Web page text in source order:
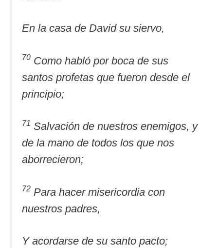
En la casa de David su siervo,
70 Como habló por boca de sus
santos profetas que fueron desde el
principio;
71 Salvación de nuestros enemigos, y
de la mano de todos los que nos
aborrecieron;
72 Para hacer misericordia con
nuestros padres,
Y acordarse de su santo pacto;